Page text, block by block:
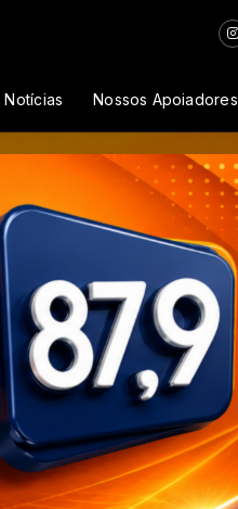
Notícias Nossos Apoiadores